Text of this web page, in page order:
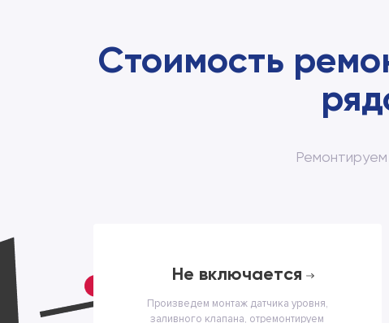
Стоимость
не включается
Произведем монтаж датчика уровня,
заливного клапана, отремонтируем